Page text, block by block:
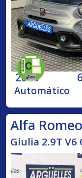
2018
Automático
Alfa Romeo
Giulia 2.9T